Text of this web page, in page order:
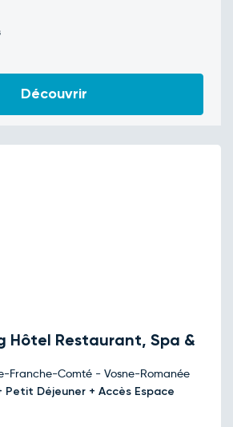
Découvrir
Hôtel Restaurant, Spa &
Franche-Comté - Vosne-Romanée
Petit Déjeuner + Accès Espace